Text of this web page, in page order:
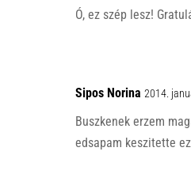
Ó, ez szép lesz!
Sipos Norina 2014.
Buszkenek erzem
edsapam keszitette